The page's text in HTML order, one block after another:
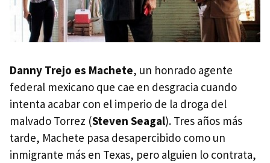
Danny Trejo es Machete, un honrado agente
federal mexicano que cae en desgracia cuando
intenta acabar con el imperio de la droga del
malvado Torrez (Steven Seagal). Tres años más
tarde, Machete pasa desapercibido como un
inmigrante más en Texas, pero alguien lo contrata,